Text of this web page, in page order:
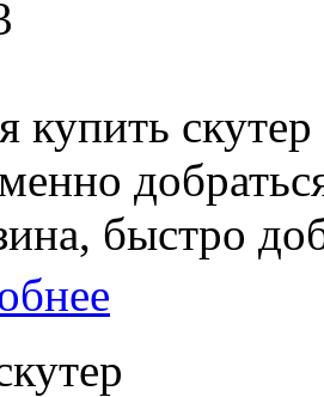
купить
быстро